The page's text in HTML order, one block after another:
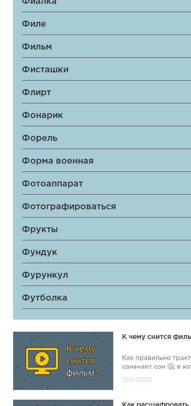
Филе
Фильм
Фисташки
Флирт
Фонарик
Форель
Форма военная
Фотоаппарат
Фотографироваться
Фрукты
Фундук
Фурункул
Футболка
К чему снится
Как правильно
означает сон 🤔, в